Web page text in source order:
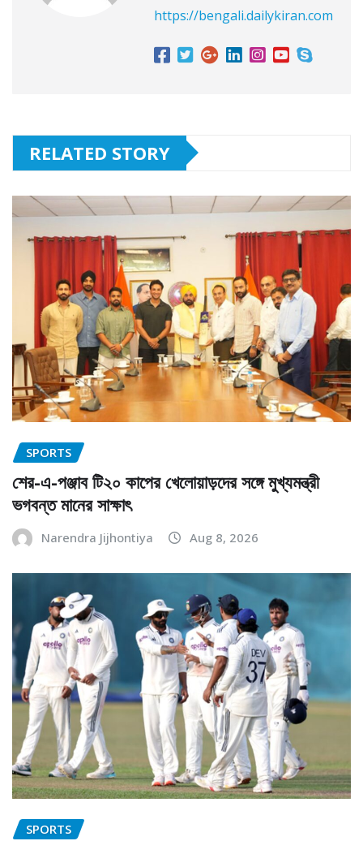
https://bengali.dailykiran.com
RELATED STORY
SPORTS
শের-এ-পঞ্জাব টি২০ কাপের খেলোয়াড়দের সঙ্গে মুখ্যমন্ত্রী
ভগবন্ত মানের সাক্ষাৎ
Narendra Jijhontiya Aug 8, 2026
SPORTS